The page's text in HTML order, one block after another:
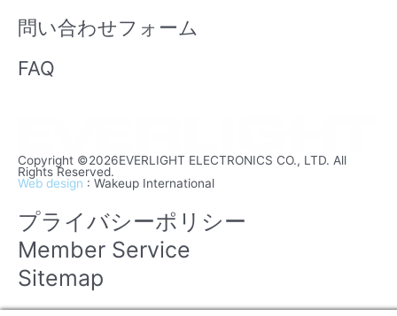
問い合わせフォーム
FAQ
Copyright ©2026EVERLIGHT ELECTRONICS CO., LTD. All
Rights Reserved.
Web design : Wakeup International
プライバシーポリシー
Member Service
Sitemap